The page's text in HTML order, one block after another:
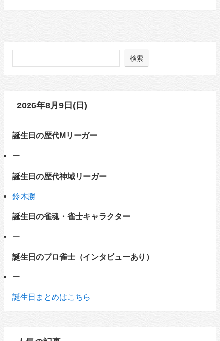
検索
2026年8月9日(日)
誕生日の歴代Mリーガー
ー
誕生日の歴代神域リーガー
鈴木勝
誕生日の雀魂・雀士キャラクター
ー
誕生日のプロ雀士（インタビューあり）
ー
誕生日まとめはこちら